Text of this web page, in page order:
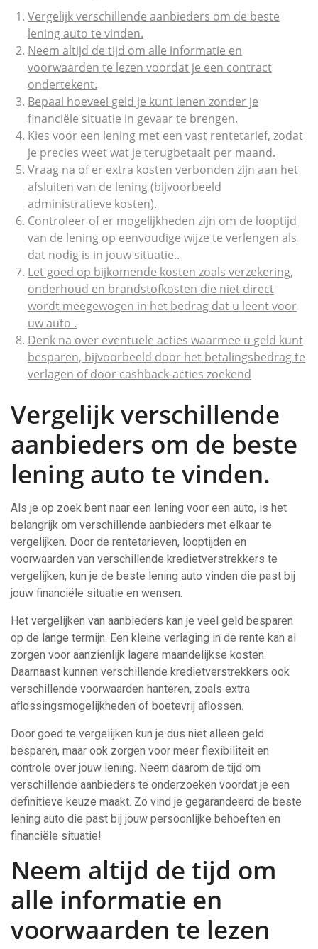
Vergelijk verschillende aanbieders om de beste
lening auto te vinden.
Neem altijd de tijd om alle informatie en
voorwaarden te lezen voordat je een contract
ondertekent.
Bepaal hoeveel geld je kunt lenen zonder je
financiële situatie in gevaar te brengen.
Kies voor een lening met een vast rentetarief, zodat
je precies weet wat je terugbetaalt per maand.
Vraag na of er extra kosten verbonden zijn aan het
afsluiten van de lening (bijvoorbeeld
administratieve kosten).
Controleer of er mogelijkheden zijn om de looptijd
van de lening op eenvoudige wijze te verlengen als
dat nodig is in jouw situatie..
Let goed op bijkomende kosten zoals verzekering,
onderhoud en brandstofkosten die niet direct
wordt meegewogen in het bedrag dat u leent voor
uw auto .
Denk na over eventuele acties waarmee u geld kunt
besparen, bijvoorbeeld door het betalingsbedrag te
verlagen of door cashback-acties zoekend
Vergelijk verschillende
aanbieders om de beste
lening auto te vinden.
Als je op zoek bent naar een lening voor een auto, is het
belangrijk om verschillende aanbieders met elkaar te
vergelijken. Door de rentetarieven, looptijden en
voorwaarden van verschillende kredietverstrekkers te
vergelijken, kun je de beste lening auto vinden die past bij
jouw financiële situatie en wensen.
Het vergelijken van aanbieders kan je veel geld besparen
op de lange termijn. Een kleine verlaging in de rente kan al
zorgen voor aanzienlijk lagere maandelijkse kosten.
Daarnaast kunnen verschillende kredietverstrekkers ook
verschillende voorwaarden hanteren, zoals extra
aflossingsmogelijkheden of boetevrij aflossen.
Door goed te vergelijken kun je dus niet alleen geld
besparen, maar ook zorgen voor meer flexibiliteit en
controle over jouw lening. Neem daarom de tijd om
verschillende aanbieders te onderzoeken voordat je een
definitieve keuze maakt. Zo vind je gegarandeerd de beste
lening auto die past bij jouw persoonlijke behoeften en
financiële situatie!
Neem altijd de tijd om
alle informatie en
voorwaarden te lezen